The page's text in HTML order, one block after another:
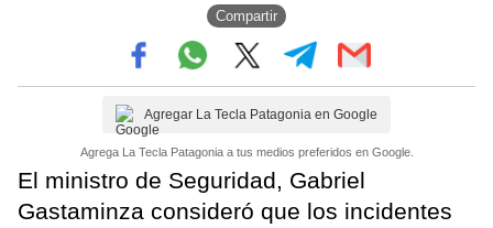
Compartir
Agregar La Tecla Patagonia en Google
Agrega La Tecla Patagonia a tus medios preferidos en Google.
El ministro de Seguridad, Gabriel
Gastaminza consideró que los incidentes